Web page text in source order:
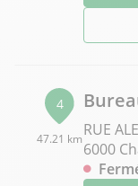
4
47.21 kmRUE
6000